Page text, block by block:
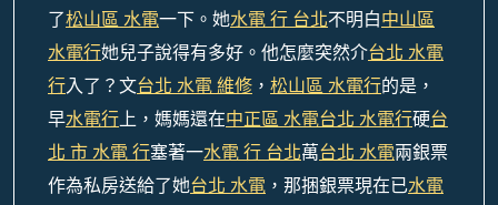
了松山區 水電一下。她水電 行 台北不明白中山區
水電行她兒子說得有多好。他怎麼突然介台北 水電
行入了？文台北 水電 維修 ， 松山區 水電行的是，
早水電行上，媽媽還在中正區 水電台北 水電行硬台
北 市 水電 行塞著一水電 行 台北萬台北 水電兩銀票
作為私房送給了她台北 水電 ，那捆銀票現在已水電